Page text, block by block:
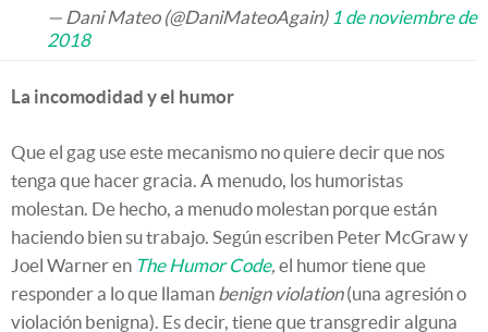
— Dani Mateo (@DaniMateoAgain) 1 de noviembre de
2018
La incomodidad y el humor
Que el gag use este mecanismo no quiere decir que nos
tenga que hacer gracia. A menudo, los humoristas
molestan. De hecho, a menudo molestan porque están
haciendo bien su trabajo. Según escriben Peter McGraw y
Joel Warner en The Humor Code, el humor tiene que
responder a lo que llaman benign violation(una agresión o
violación benigna). Es decir, tiene que transgredir alguna